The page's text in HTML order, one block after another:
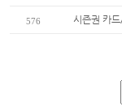
576 시즌권 카